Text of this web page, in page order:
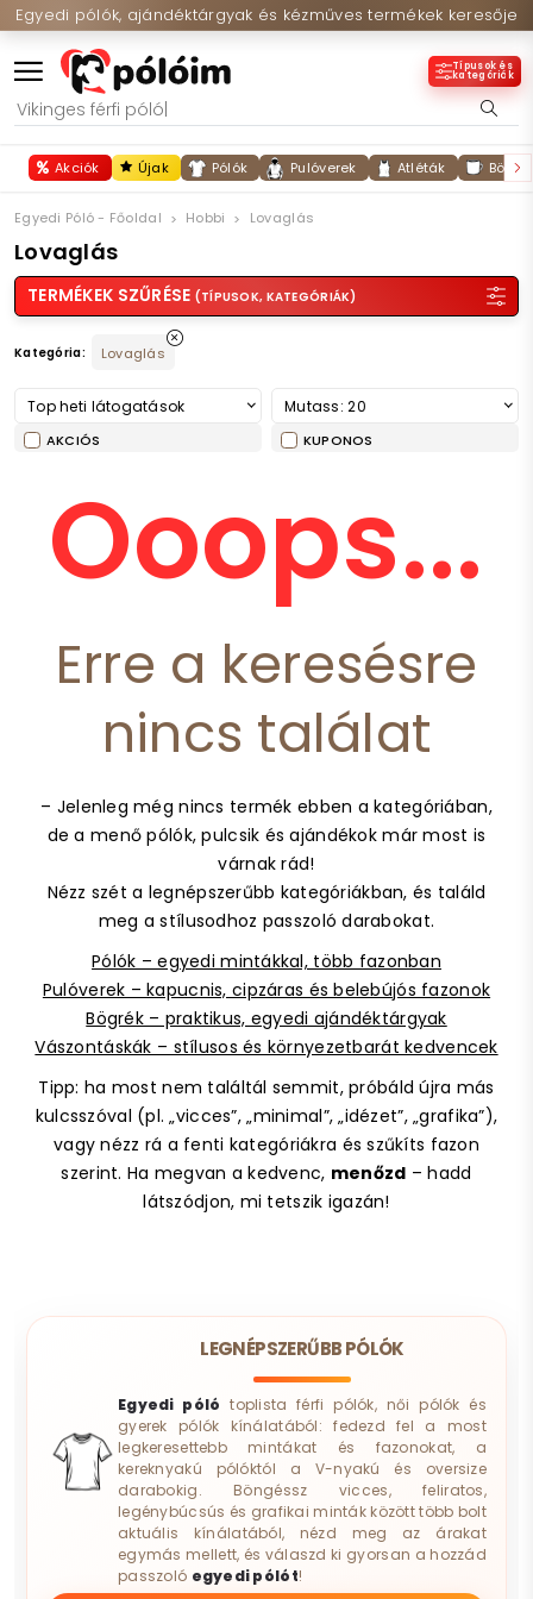
Egyedi pólók, ajándéktárgyak és kézműves termékek keresője
Típusok és
kategóriák
Akciók Újak Pólók Pulóverek Atléták
Egyedi Póló - Főoldal Hobbi Lovaglás
Lovaglás
TERMÉKEK SZŰRÉSE (TÍPUSOK, KATEGÓRIÁK)
Kategória: Lovaglás
Top heti látogatások Mutass: 20
AKCIÓS KUPONOS
Ooops...
Erre a keresésre
nincs találat
– Jelenleg még nincs termék ebben a kategóriában,
de a menő pólók, pulcsik és ajándékok már most is
várnak rád!
Nézz szét a legnépszerűbb kategóriákban, és találd
meg a stílusodhoz passzoló darabokat.
Pólók – egyedi mintákkal, több fazonban
Pulóverek – kapucnis, cipzáras és belebújós fazonok
Bögrék – praktikus, egyedi ajándéktárgyak
Vászontáskák – stílusos és környezetbarát kedvencek
Tipp: ha most nem találtál semmit, próbáld újra más
kulcsszóval (pl. „vicces”, „minimal”, „idézet”, „grafika”),
vagy nézz rá a fenti kategóriákra és szűkíts fazon
szerint. Ha megvan a kedvenc, menőzd – hadd
látszódjon, mi tetszik igazán!
LEGNÉPSZERŰBB PÓLÓK
Egyedi póló toplista férfi pólók, női pólók és
gyerek pólók kínálatából: fedezd fel a most
legkeresettebb mintákat és fazonokat, a
kereknyakú pólóktól a V-nyakú és oversize
darabokig. Böngéssz vicces, feliratos,
legénybúcsús és grafikai minták között több bolt
aktuális kínálatából, nézd meg az árakat
egymás mellett, és válaszd ki gyorsan a hozzád
passzoló egyedi pólót!